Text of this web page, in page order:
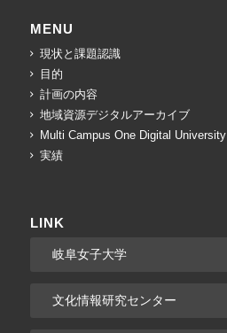
MENU
現状と課題認識
目的
計画の内容
地域資源デジタルアーカイブ
Multi Campus One Digital University
実績
LINK
岐阜女子大学
文化情報研究センター